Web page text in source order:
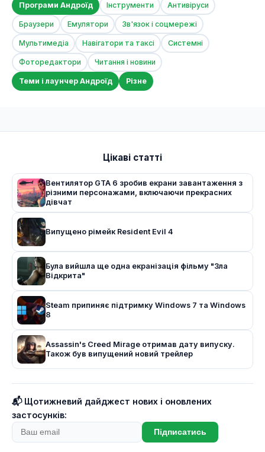
Програми Андроїд Інструменти Антивіруси
Браузери Емулятори Зв'язок і соцмережі
Мультимедіа Навігатори та таксі Системні
Фоторедактори Читання і новини
Теми і лаунчер Андроїд Різне
Цікаві статті
Вентилятор GTA 6 зробив екрани завантаження з
різними персонажами, включаючи прекрасних
дівчат
Випущено рімейк Resident Evil 4
Була вийшла ще одна екранізація фільму "Зла
Відкрита"
Steam припиняє підтримку Windows 7 та Windows
8
Assassin's Creed Mirage отримав дату випуску.
Також був випущений новий трейлер
📬 Щотижневий дайджест нових і оновлених
застосунків:
Підписатись